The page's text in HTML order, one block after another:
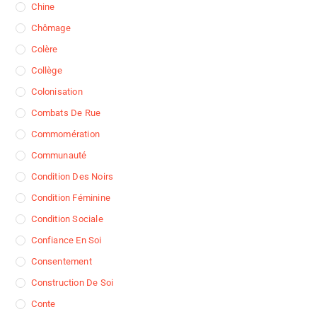
Chine
Chômage
Colère
Collège
Colonisation
Combats De Rue
Commomération
Communauté
Condition Des Noirs
Condition Féminine
Condition Sociale
Confiance En Soi
Consentement
Construction De Soi
Conte